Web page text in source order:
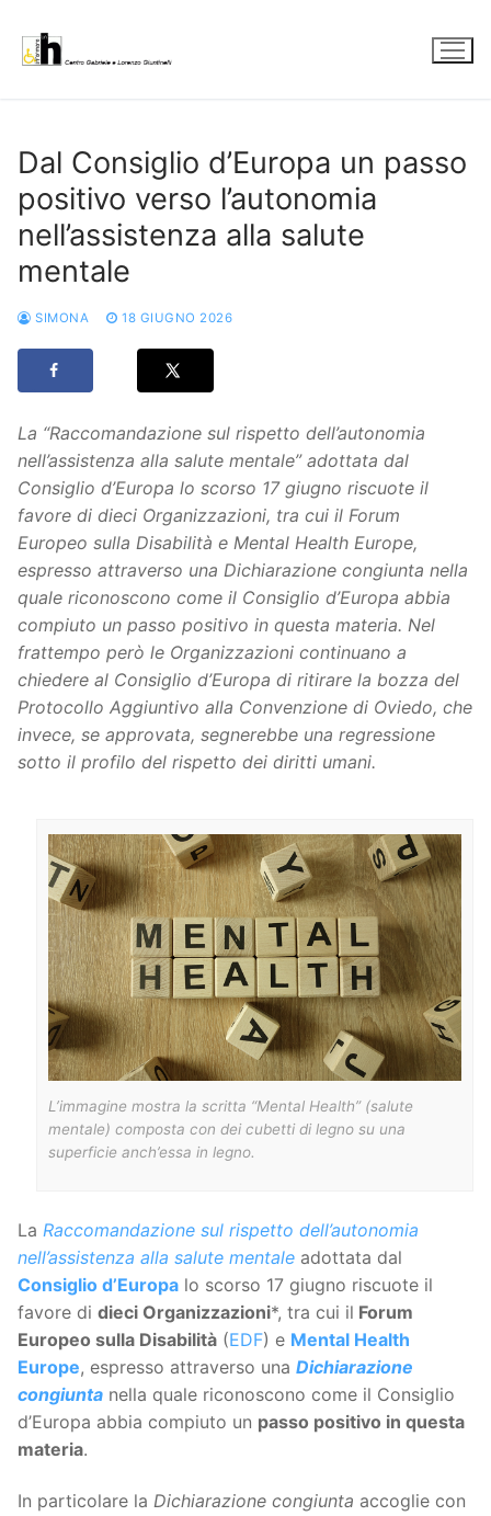
contenuto
Dal Consiglio d’Europa un passo
positivo verso l’autonomia
nell’assistenza alla salute
mentale
SIMONA 18 GIUGNO 2026
La “Raccomandazione sul rispetto dell’autonomia
nell’assistenza alla salute mentale” adottata dal
Consiglio d’Europa lo scorso 17 giugno riscuote il
favore di dieci Organizzazioni, tra cui il Forum
Europeo sulla Disabilità e Mental Health Europe,
espresso attraverso una Dichiarazione congiunta nella
quale riconoscono come il Consiglio d’Europa abbia
compiuto un passo positivo in questa materia. Nel
frattempo però le Organizzazioni continuano a
chiedere al Consiglio d’Europa di ritirare la bozza del
Protocollo Aggiuntivo alla Convenzione di Oviedo, che
invece, se approvata, segnerebbe una regressione
sotto il profilo del rispetto dei diritti umani.
L’immagine mostra la scritta “Mental Health” (salute
mentale) composta con dei cubetti di legno su una
superficie anch’essa in legno.
La Raccomandazione sul rispetto dell’autonomia
nell’assistenza alla salute mentale adottata dal
Consiglio d’Europa lo scorso 17 giugno riscuote il
favore di dieci Organizzazioni*, tra cui il Forum
Europeo sulla Disabilità (EDF) e Mental Health
Europe, espresso attraverso una Dichiarazione
congiunta nella quale riconoscono come il Consiglio
d’Europa abbia compiuto un passo positivo in questa
materia.
In particolare la Dichiarazione congiunta accoglie con